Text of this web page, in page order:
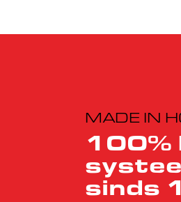
MADE IN
100%
sinds